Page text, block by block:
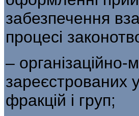
забезпечення
процесі
–
зареєстрованих
фракцій і груп;